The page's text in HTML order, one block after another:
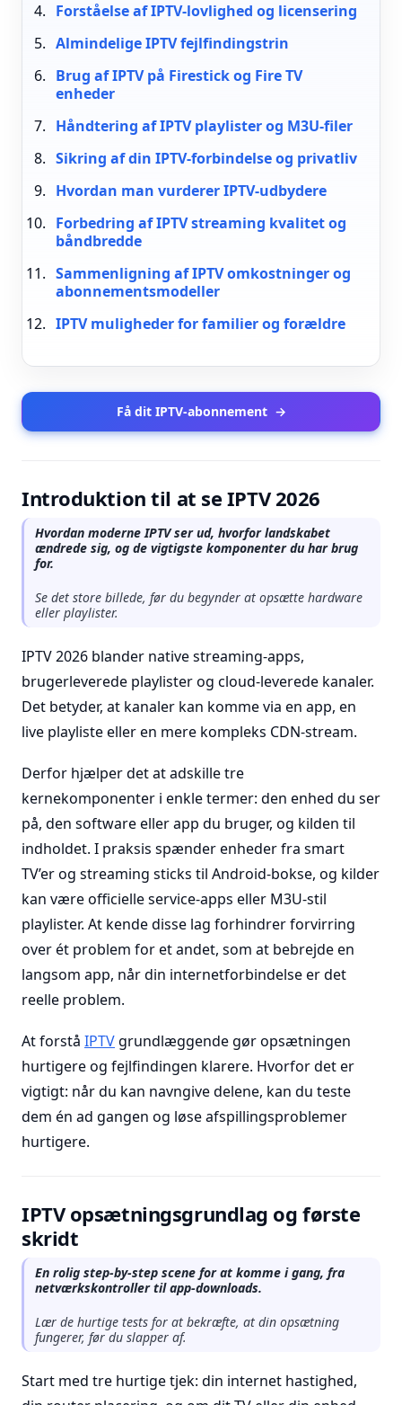
Forståelse af IPTV-lovlighed og licensering
Almindelige IPTV fejlfindingstrin
Brug af IPTV på Firestick og Fire TV
enheder
Håndtering af IPTV playlister og M3U-filer
Sikring af din IPTV-forbindelse og privatliv
Hvordan man vurderer IPTV-udbydere
Forbedring af IPTV streaming kvalitet og
båndbredde
Sammenligning af IPTV omkostninger og
abonnementsmodeller
IPTV muligheder for familier og forældre
Få dit IPTV-abonnement →
Introduktion til at se IPTV 2026
Hvordan moderne IPTV ser ud, hvorfor landskabet
ændrede sig, og de vigtigste komponenter du har brug
for.
Se det store billede, før du begynder at opsætte hardware
eller playlister.
IPTV 2026 blander native streaming-apps,
brugerleverede playlister og cloud-leverede kanaler.
Det betyder, at kanaler kan komme via en app, en
live playliste eller en mere kompleks CDN-stream.
Derfor hjælper det at adskille tre
kernekomponenter i enkle termer: den enhed du ser
på, den software eller app du bruger, og kilden til
indholdet. I praksis spænder enheder fra smart
TV’er og streaming sticks til Android-bokse, og kilder
kan være officielle service-apps eller M3U-stil
playlister. At kende disse lag forhindrer forvirring
over ét problem for et andet, som at bebrejde en
langsom app, når din internetforbindelse er det
reelle problem.
At forstå IPTV grundlæggende gør opsætningen
hurtigere og fejlfindingen klarere. Hvorfor det er
vigtigt: når du kan navngive delene, kan du teste
dem én ad gangen og løse afspillingsproblemer
hurtigere.
IPTV opsætningsgrundlag og første
skridt
En rolig step-by-step scene for at komme i gang, fra
netværkskontroller til app-downloads.
Lær de hurtige tests for at bekræfte, at din opsætning
fungerer, før du slapper af.
Start med tre hurtige tjek: din internet hastighed,